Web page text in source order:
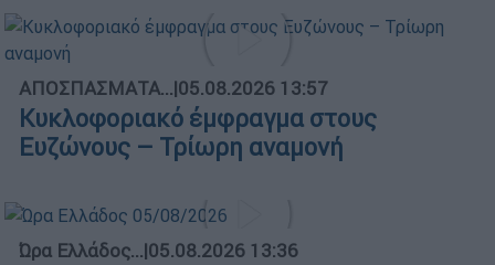
ΑΠΟΣΠΑΣΜΑΤΑ...|05.08.2026 13:57
Κυκλοφοριακό έμφραγμα στους
Ευζώνους – Τρίωρη αναμονή
Ώρα Ελλάδος...|05.08.2026 13:36